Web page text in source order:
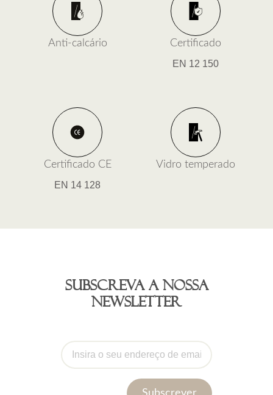
Anti-calcário Certificado
EN 12 150
Certificado CE
EN 14 128
Vidro temperado
Subscreva a nossa
newsletter